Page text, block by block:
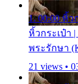
1. 00:00 หิ้ว
หิ้วกระเป๋า
พระรักษา
21 views •